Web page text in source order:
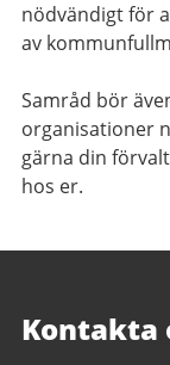
nödvändigt för
av
Samråd bör
organisationer
gärna din
hos er.
Kontakta